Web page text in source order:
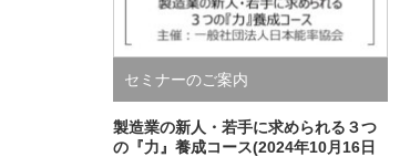
セミナーのご案内
製造業の新人・若手に求められる３つ
の『力』養成コース(2024年10月16日